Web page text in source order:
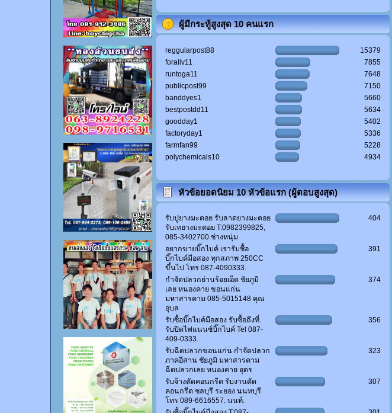
ผู้มีกระทู้สูงสุด 10 คนแรก
reggularpost88
15379
foraliv11
7855
runtoga11
7648
publicpost99
7150
banddyes1
5660
bestpostdd11
5634
goodday1
5402
factoryday1
5336
farmfan99
5228
polychemicals10
4934
หัวข้อยอดนิยม 10 หัวข้อแรก (ผู้ตอบสูงสุด)
รับปูยางมะตอย รับลาดยางมะตอย
รับเทยางมะตอย T:0982399825,
085-3402700.ช่างหนุ่ม
404
อยากขายบิ๊กไบค์ เรารับซื้อ
บิ๊กไบค์มือสอง ทุกสภาพ 250CC
ขึ้นไป โทร 087-4090333.
391
กำจัดปลวกย่านร้อยเอ็ด ชัยภูมิ
เลย หนองคาย ขอนแก่น
มหาสารคาม 085-5015148 คุณ
อุบล
374
รับซื้อบิ๊กไบค์มือสอง รับซื้อถึงที่.
รับปิดไฟแนนซ์บิ๊กไบค์ Tel 087-
409-0333.
356
รับฉีดปลวกขอนแก่น กำจัดปลวก
ภาคอีสาน ชัยภูมิ มหาสารคาม
ฉีดปลวกเลย หนองคาย อุดร
323
รับจ้างตัดคอนกรีต รับงานตัด
คอนกรีต ชลบุรี ระยอง นนทบุรี
โทร 089-6616557. นนท์.
307